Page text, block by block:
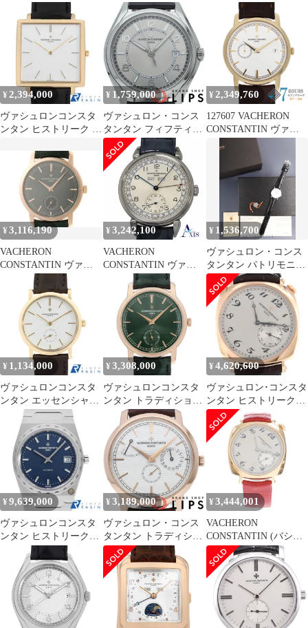
年記念［探求］
ルト★クロコダイルス
イス製
¥ 2,394,000
ヴァシュロンコンスタ
ンタン ヒストリーク エ
43043/000R-9592 中古
メンズ
¥ 1,759,000
ヴァシュロン・コンス
タンタン フィフティー
シックス オートマティ
ック 40mm
4600E/000A-B442 箱 保
証書 SS/
¥ 2,349,760
127607 VACHERON
CONSTANTIN ヴァシ
ュロン・コンスタンタ
ン 87172/000J-9512 シル
バー イエローゴールド
レザー（クロコ） 自動
巻き 当店オリジナルボ
¥3,116,190
VACHERON
CONSTANTIN ヴァシ
ュロン・コンスタンタ
ン パトリモニー トラデ
ィショナル 82172/000R-
H008 腕時計 K18ピンク
ゴールド /鰐革 ディー
プグリーントーン文字
盤 手巻き ユニセックス
【中古】472
¥ 3,242,100
VACHERON
CONSTANTIN ヴァシ
ュロン・コンスタンタ
ン ヒストリーク トリプ
ルカレンダー 1942
3110V-000A-B426 腕時
¥ 1,536,700
ヴァシュロン・コンス
タンタン パトリモニー
33093/000G 手巻き
Cal.1003/1 750WG 革 純
正ピンバックル
（750WG）ホワイト文
字盤 箱 冊子 保証書
（2009年） ジュネーブ
シール原産地証明書 タ
グ オーバーホール済み
¥ 1,134,000
ヴァシュロンコンスタ
ンタン エッセンシャル
スモールセコンド
92240/000J 中古 メンズ
¥ 3,308,000
ヴァシュロンコンスタ
ンタン トラディショナ
ル マニュアルワインデ
ィング 82172/000R-
H008 中古 メンズ
¥ 4,620,600
ヴァシュロン･コンスタ
ンタン ヒストリークア
メリカン1921 PG
82035/000R-9359 PG･
RG 手巻
¥ 9,639,000
ヴァシュロンコンスタ
ンタン ヒストリーク
222 4200H/222A-B934
中古 メンズ
¥ 3,189,000
ヴァシュロン・コンス
タンタン トラディショ
ナル マニュアルワイン
ディング ウォッチ
40mm 83020/000R-9909
¥ 3,444,001
VACHERON
CONSTANTIN (バシュ
ロンコンスタンタン)
ヒストリーク・アメリ
カン ゴールド文字盤 ピ
ンクゴールド PG×革/手
巻き 腕時計 1100S/000R